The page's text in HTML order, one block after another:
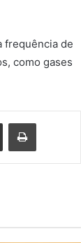
frequência de
como gases